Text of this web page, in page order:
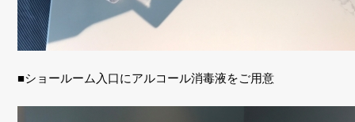
■ショールーム入口にアルコール消毒液をご用意